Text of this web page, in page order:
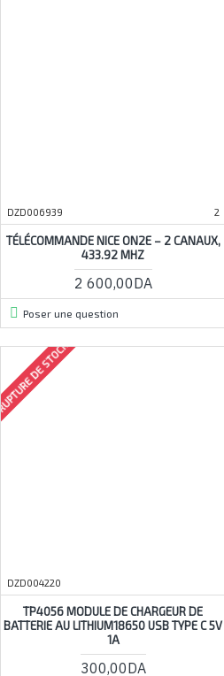
DZD006939 2
TÉLÉCOMMANDE NICE ON2E – 2 CANAUX,
433.92 MHZ
2 600,00DA
Poser une question
RUPTURE DE STOCK
DZD004220
TP4056 MODULE DE CHARGEUR DE
BATTERIE AU LITHIUM18650 USB TYPE C 5V
1A
300,00DA